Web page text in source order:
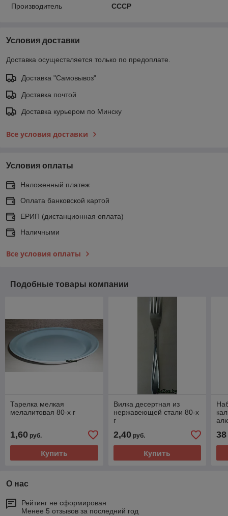
Производитель
СССР
Условия доставки
Доставка осуществляется только по предоплате.
Доставка "Самовывоз"
Доставка почтой
Доставка курьером по Минску
Все условия доставки
Условия оплаты
Наложенный платеж
Оплата банковской картой
ЕРИП (дистанционная оплата)
Наличными
Все условия оплаты
Подобные товары компании
Тарелка мелкая
мелалитовая 80-х г
1,60 руб.
Купить
Вилка десертная из
нержавеющей стали 80-х
г
2,40руб.
Купить
38
О нас
Рейтинг не сформирован
Менее 5 отзывов за последний год